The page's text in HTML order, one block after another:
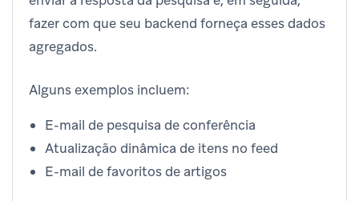
fazer com que seu backend forneça esses dados
agregados.
Alguns exemplos incluem:
E-mail de pesquisa de conferência
Atualização dinâmica de itens no feed
E-mail de favoritos de artigos